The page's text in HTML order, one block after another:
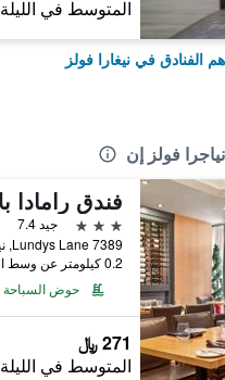
المتوسط في الليلة
الفنادق في نيغارا فولز
فولز إن
3 نجوم
جيد 7.4
7389 Lundys Lane, نيغارا فولز, ON, كندا
0.2 كيلومتر عن وسط المدينة
حوض السباحة
271 ﷼
المتوسط في الليلة